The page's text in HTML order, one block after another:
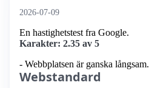
2026-07-09
En hastighetstest fra Google.
Karakter: 2.35 av 5
- Webbplatsen är ganska långsam.
Webstandard